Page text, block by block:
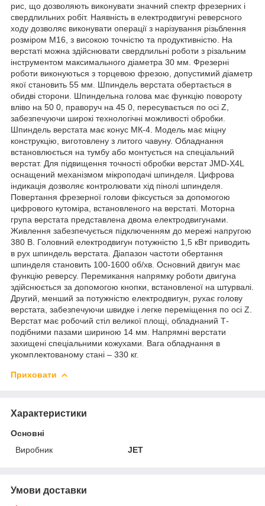
рис, що дозволяють виконувати значний спектр фрезерних і
свердлильних робіт. Наявність в електродвигуні реверсного
ходу дозволяє виконувати операції з нарізування різьблення
розміром М16, з високою точністю та продуктивністю. На
верстаті можна здійснювати свердлильні роботи з різальним
інструментом максимального діаметра 30 мм. Фрезерні
роботи виконуються з торцевою фрезою, допустимий діаметр
якої становить 55 мм. Шпиндель верстата обертається в
обидві сторони. Шпиндельна голова має функцію повороту
вліво на 50 0, праворуч на 45 0, пересувається по осі Z,
забезпечуючи широкі технологічні можливості обробки.
Шпиндель верстата має конус МК-4. Модель має міцну
конструкцію, виготовлену з литого чавуну. Обладнання
встановлюється на тумбу або монтується на спеціальний
верстат. Для підвищення точності обробки верстат JMD-X4L
оснащений механізмом мікроподачі шпинделя. Цифрова
індикація дозволяє контролювати хід пінолі шпинделя.
Повертання фрезерної голови фіксується за допомогою
цифрового кутоміра, встановленого на верстаті. Моторна
група верстата представлена двома електродвигунами.
Живлення забезпечується підключенням до мережі напругою
380 В. Головний електродвигун потужністю 1,5 кВт приводить
в рух шпиндель верстата. Діапазон частоти обертання
шпинделя становить 100-1600 об/хв. Основний двигун має
функцію реверсу. Перемикання напрямку роботи двигуна
здійснюється за допомогою кнопки, встановленої на штурвалі.
Другий, менший за потужністю електродвигун, рухає голову
верстата, забезпечуючи швидке і легке переміщення по осі Z.
Верстат має робочий стіл великої площі, обладнаний Т-
подібними пазами шириною 14 мм. Напрямні верстати
захищені спеціальними кожухами. Вага обладнання в
укомплектованому стані – 330 кг.
Приховати
Характеристики
Основні
Виробник
JET
Умови доставки